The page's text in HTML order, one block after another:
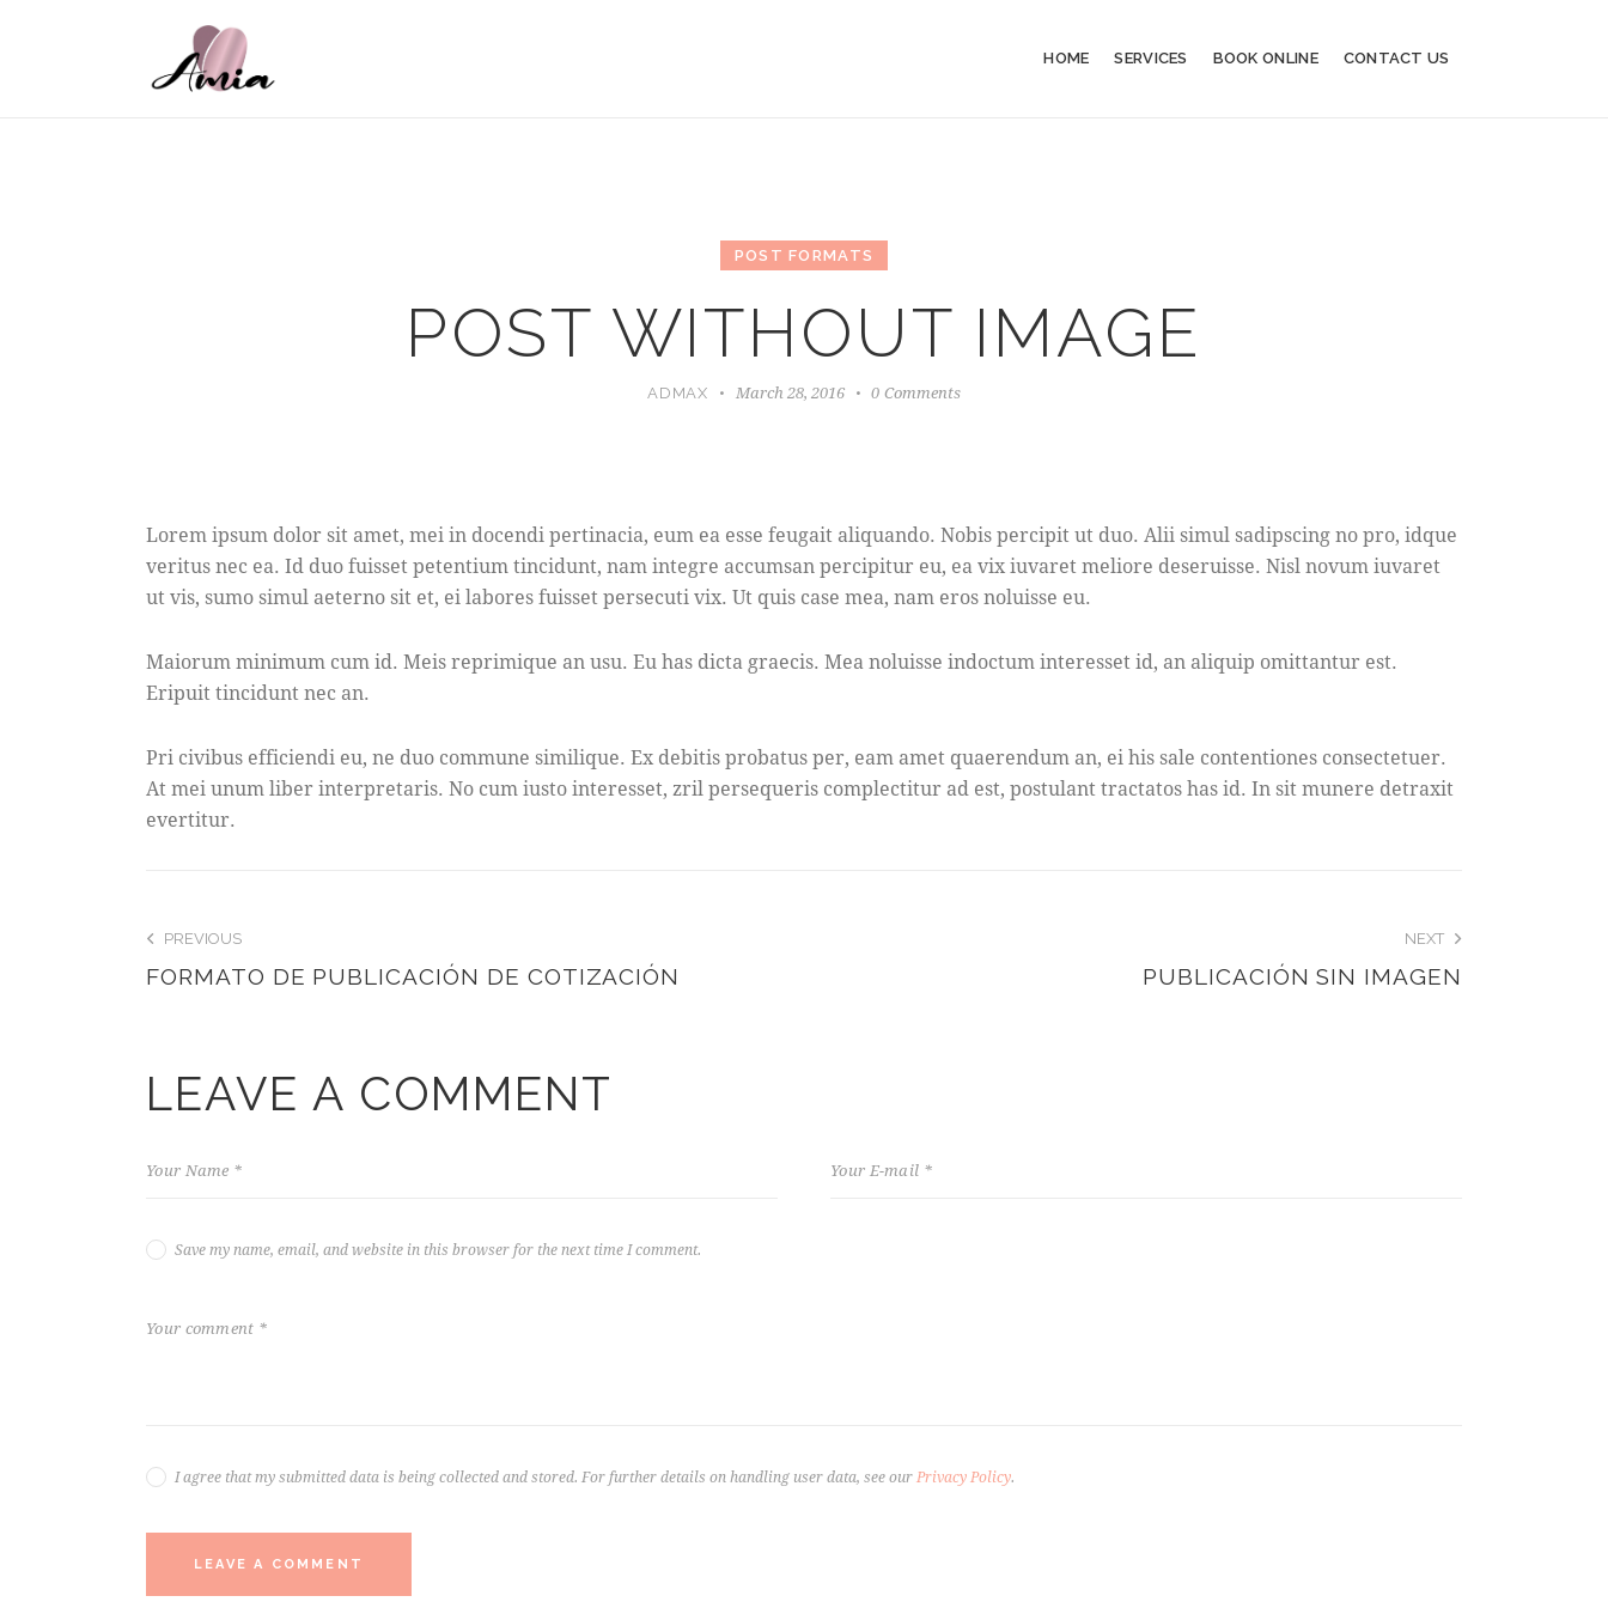
HOME SERVICES BOOK ONLINE CONTACT US
POST FORMATS
POST WITHOUT IMAGE
ADMAX March 28, 2016 0 Comments
Lorem ipsum dolor sit amet, mei in docendi pertinacia, eum ea esse feugait aliquando. Nobis percipit ut duo. Alii simul sadipscing no pro, idque
veritus nec ea. Id duo fuisset petentium tincidunt, nam integre accumsan percipitur eu, ea vix iuvaret meliore deseruisse. Nisl novum iuvaret
ut vis, sumo simul aeterno sit et, ei labores fuisset persecuti vix. Ut quis case mea, nam eros noluisse eu.
Maiorum minimum cum id. Meis reprimique an usu. Eu has dicta graecis. Mea noluisse indoctum interesset id, an aliquip omittantur est.
Eripuit tincidunt nec an.
Pri civibus efficiendi eu, ne duo commune similique. Ex debitis probatus per, eam amet quaerendum an, ei his sale contentiones consectetuer.
At mei unum liber interpretaris. No cum iusto interesset, zril persequeris complectitur ad est, postulant tractatos has id. In sit munere detraxit
evertitur.
POST
PREVIOUS
FORMATO DE PUBLICACIÓN DE COTIZACIÓN
NEXT
PUBLICACIÓN SIN IMAGEN
LEAVE A COMMENT
Save my name, email, and website in this browser for the next time I comment.
I agree that my submitted data is being collected and stored. For further details on handling user data, see our Privacy Policy.